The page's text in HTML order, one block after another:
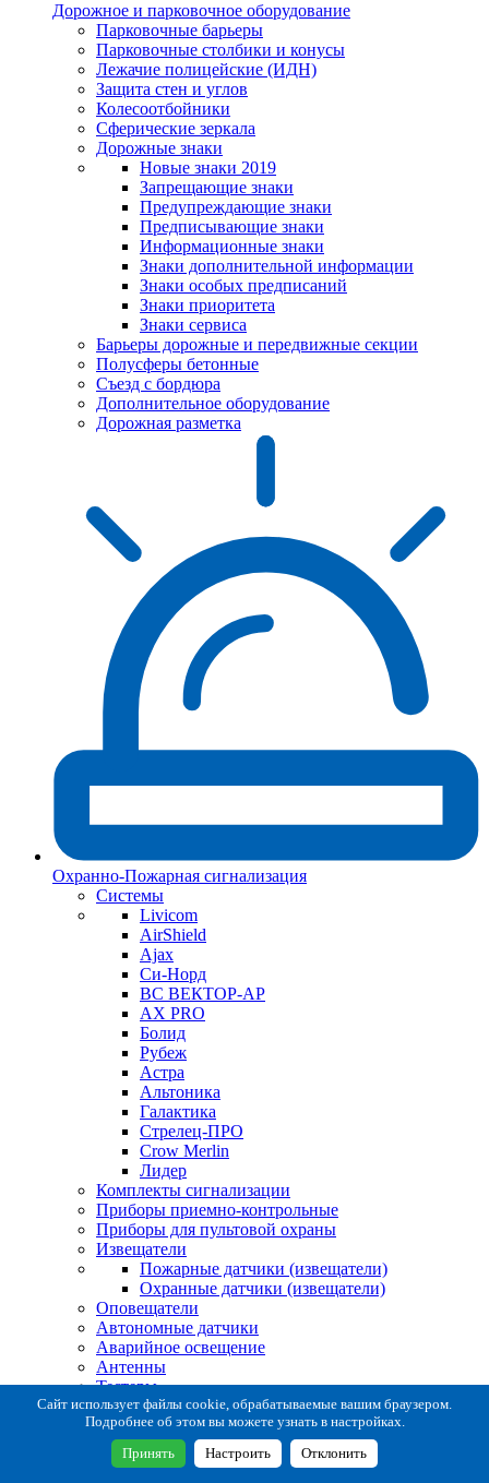
Дорожное и парковочное оборудование
Парковочные барьеры
Парковочные столбики и конусы
Лежачие полицейские (ИДН)
Защита стен и углов
Колесоотбойники
Сферические зеркала
Дорожные знаки
Новые знаки 2019
Запрещающие знаки
Предупреждающие знаки
Предписывающие знаки
Информационные знаки
Знаки дополнительной информации
Знаки особых предписаний
Знаки приоритета
Знаки сервиса
Барьеры дорожные и передвижные секции
Полусферы бетонные
Съезд с бордюра
Дополнительное оборудование
Дорожная разметка
Охранно-Пожарная сигнализация
Системы
Livicom
AirShield
Ajax
Си-Норд
ВС ВЕКТОР-АР
AX PRO
Болид
Рубеж
Астра
Альтоника
Галактика
Стрелец-ПРО
Crow Merlin
Лидер
Комплекты сигнализации
Приборы приемно-контрольные
Приборы для пультовой охраны
Извещатели
Пожарные датчики (извещатели)
Охранные датчики (извещатели)
Оповещатели
Автономные датчики
Аварийное освещение
Антенны
Тестеры
Система сбора извещений
Расходные и монтажные материалы
Коробки коммутационные
Кронштейны для извещателей
Сайт использует файлы cookie, обрабатываемые вашим браузером.
Подробнее об этом вы можете узнать в настройках.
Принять Настроить Отклонить